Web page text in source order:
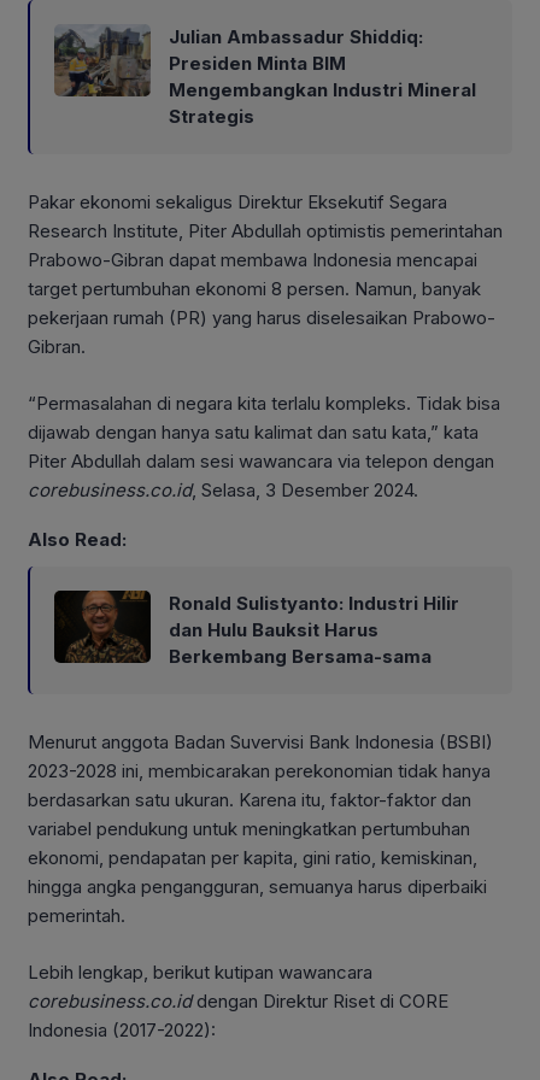
Julian Ambassadur Shiddiq:
Presiden Minta BIM
Mengembangkan Industri Mineral
Strategis
Pakar ekonomi sekaligus Direktur Eksekutif Segara
Research Institute, Piter Abdullah optimistis pemerintahan
Prabowo-Gibran dapat membawa Indonesia mencapai
target pertumbuhan ekonomi 8 persen. Namun, banyak
pekerjaan rumah (PR) yang harus diselesaikan Prabowo-
Gibran.
“Permasalahan di negara kita terlalu kompleks. Tidak bisa
dijawab dengan hanya satu kalimat dan satu kata,” kata
Piter Abdullah dalam sesi wawancara via telepon dengan
corebusiness.co.id, Selasa, 3 Desember 2024.
Also Read:
Ronald Sulistyanto: Industri Hilir
dan Hulu Bauksit Harus
Berkembang Bersama-sama
Menurut anggota Badan Suvervisi Bank Indonesia (BSBI)
2023-2028 ini, membicarakan perekonomian tidak hanya
berdasarkan satu ukuran. Karena itu, faktor-faktor dan
variabel pendukung untuk meningkatkan pertumbuhan
ekonomi, pendapatan per kapita, gini ratio, kemiskinan,
hingga angka pengangguran, semuanya harus diperbaiki
pemerintah.
Lebih lengkap, berikut kutipan wawancara
corebusiness.co.iddengan Direktur Riset di CORE
Indonesia (2017-2022):